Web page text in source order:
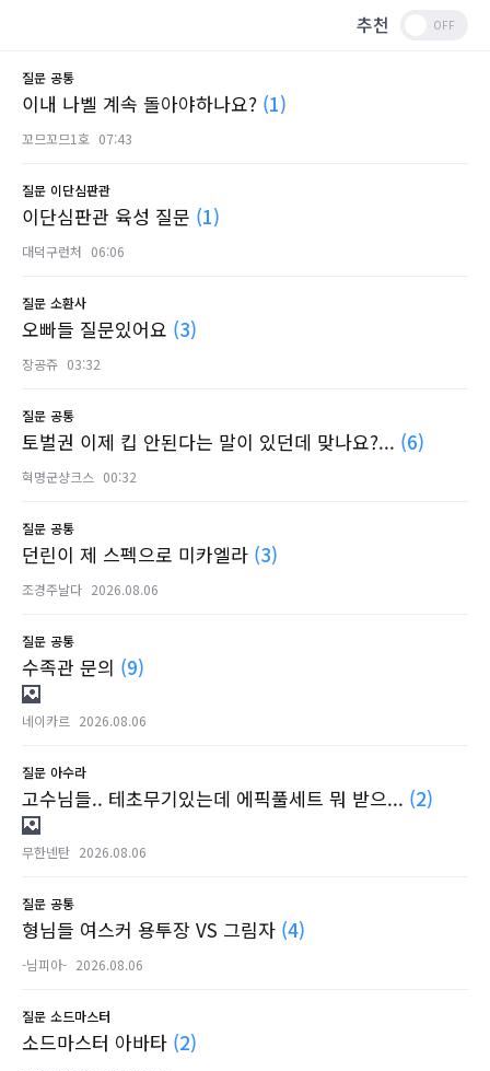
추천
질문 공통
이내 나벨 계속 돌아야하나요? (1)
꼬므꼬므1호 07:43
질문 이단심판관
이단심판관 육성 질문 (1)
대덕구런처 06:06
질문 소환사
오빠들 질문있어요 (3)
장공쥬 03:32
질문 공통
토벌권 이제 킵 안된다는 말이 있던데 맞나요?... (6)
혁명군샹크스 00:32
질문 공통
던린이 제 스펙으로 미카엘라 (3)
조경주날다 2026.08.06
질문 공통
수족관 문의 (9)
네이카르 2026.08.06
질문 아수라
고수님들.. 테초무기있는데 에픽풀세트 뭐 받으... (2)
무한넨탄 2026.08.06
질문 공통
형님들 여스커 용투장 VS 그림자 (4)
-님피아- 2026.08.06
질문 소드마스터
소드마스터 아바타 (2)